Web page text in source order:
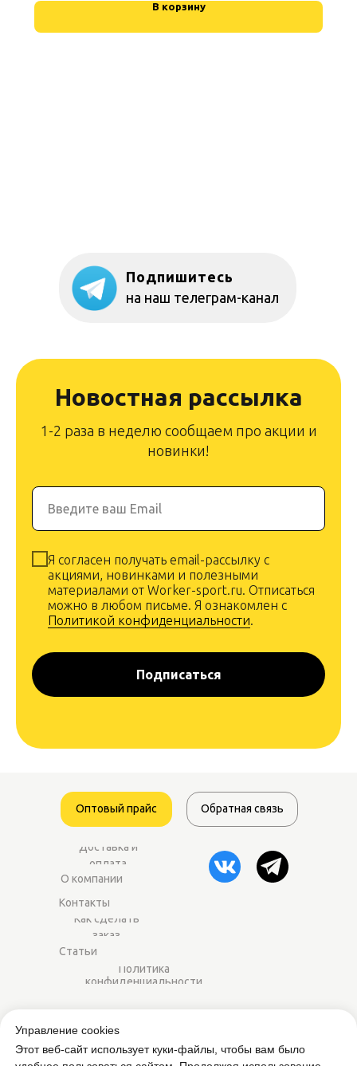
В корзину
Подпишитесь
на наш телеграм-канал
Управление cookies
Этот веб-сайт использует куки-файлы, чтобы вам было
Новостная рассылка
1-2 раза в неделю сообщаем про акции и
новинки!
Введите ваш Email
Я согласен получать email-рассылку с
акциями, новинками и полезными
материалами от Worker-sport.ru. Отписаться
можно в любом письме. Я ознакомлен с
Политикой конфиденциальности.
Подписаться
Контакты
О компании
Доставка и
оплата
Оптовый прайс Обратная связь
центров.
Статьи
Как сделать
заказ
Политика
конфиденциальности